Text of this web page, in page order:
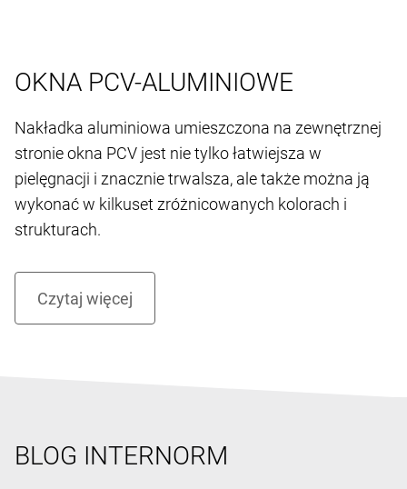
OKNA PCV-ALUMINIOWE
Nakładka aluminiowa umieszczona na zewnętrznej
stronie okna PCV jest nie tylko łatwiejsza w
pielęgnacji i znacznie trwalsza, ale także można ją
wykonać w kilkuset zróżnicowanych kolorach i
strukturach.
BLOG INTERNORM